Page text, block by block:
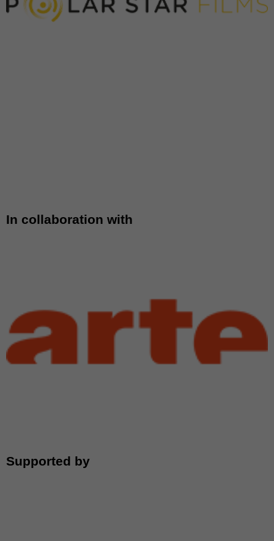
In collaboration with
Supported by